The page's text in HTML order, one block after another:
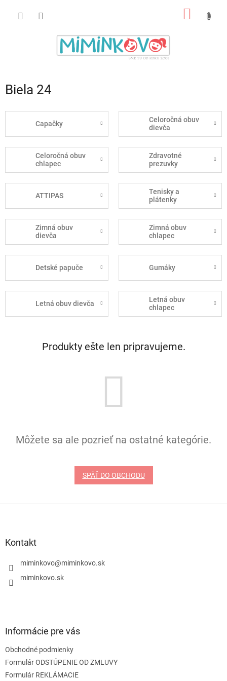
Biela 24
Capačky
Celoročná obuv
dievča
Celoročná obuv
chlapec
Zdravotné
prezuvky
ATTIPAS
Tenisky a
plátenky
Zimná obuv
dievča
Zimná obuv
chlapec
Detské papuče Gumáky
Letná obuv dievča
Letná obuv
chlapec
Produkty ešte len pripravujeme.
Môžete sa ale pozrieť na ostatné kategórie.
SPÄŤ DO OBCHODU
Kontakt
miminkovo@miminkovo.sk
miminkovo.sk
Informácie pre vás
Obchodné podmienky
Formulár ODSTÚPENIE OD ZMLUVY
Formulár REKLÁMACIE